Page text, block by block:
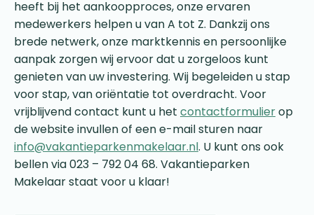
heeft bij het aankoopproces, onze ervaren
medewerkers helpen u van A tot Z. Dankzij ons
brede netwerk, onze marktkennis en persoonlijke
aanpak zorgen wij ervoor dat u zorgeloos kunt
genieten van uw investering. Wij begeleiden u stap
voor stap, van oriëntatie tot overdracht. Voor
vrijblijvend contact kunt u het contactformulierop
de website invullen of een e-mail sturen naar
info@vakantieparkenmakelaar.nl. U kunt ons ook
bellen via 023 – 792 04 68. Vakantieparken
Makelaar staat voor u klaar!